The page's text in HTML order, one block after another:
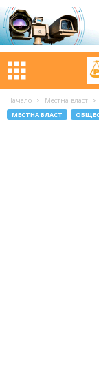
Начало Местна власт
МЕСТНА ВЛАСТ